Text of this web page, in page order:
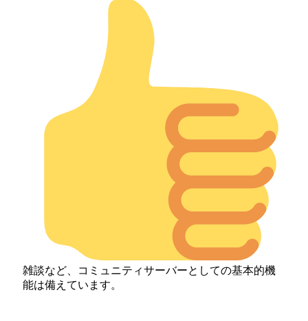
雑談など、コミュニティサーバーとしての基本的機
能は備えています。